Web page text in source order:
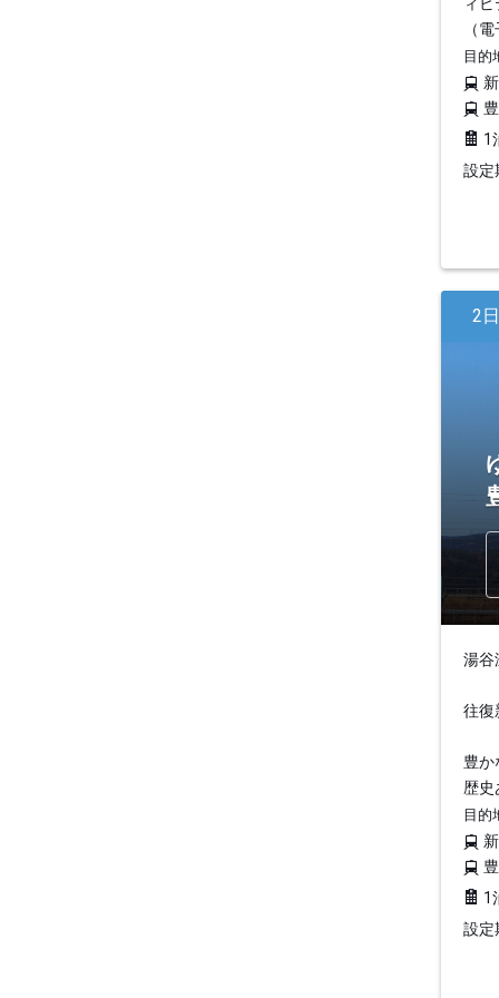
（
目的
1
設
2
湯谷
往復
豊か
歴史
目的
1
設